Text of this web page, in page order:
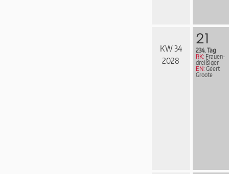
KW 34
2028
21
234. Tag
RK: Frau­en­
drei­ßi­ger
EN: Geert
Groote